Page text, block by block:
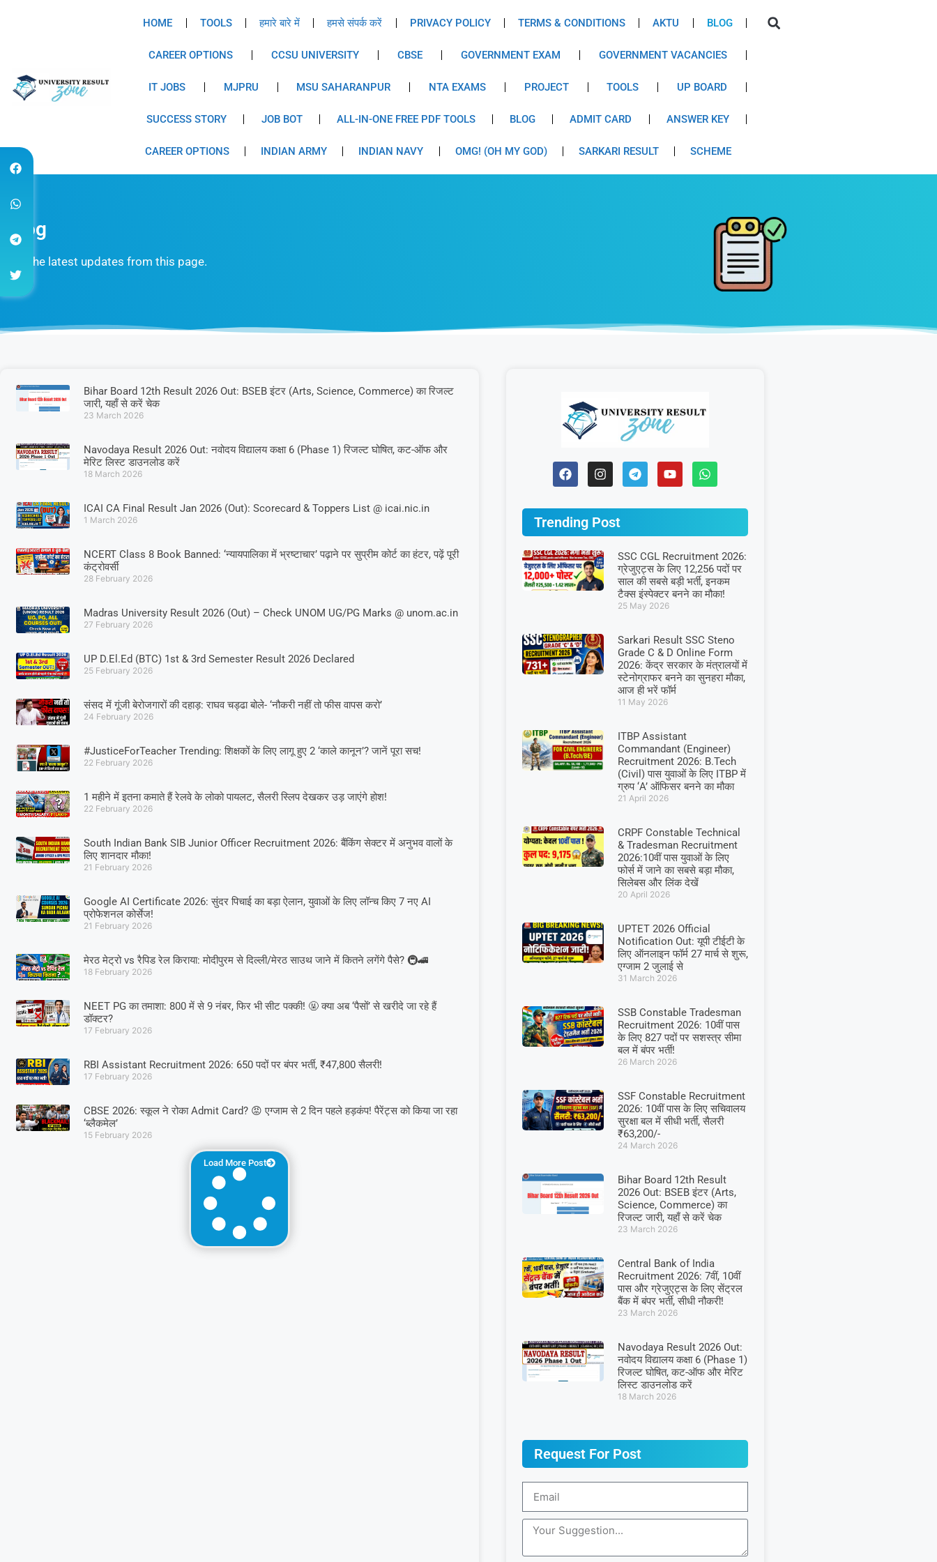
HOME TOOLS हमारे बारे में हमसे संपर्क करें PRIVACY POLICY TERMS & CONDITIONS AKTU BLOG
CAREER OPTIONS CCSU UNIVERSITY CBSE GOVERNMENT EXAM GOVERNMENT VACANCIES
IT JOBS MJPRU MSU SAHARANPUR NTA EXAMS PROJECT TOOLS UP BOARD
SUCCESS STORY JOB BOT ALL-IN-ONE FREE PDF TOOLS BLOG ADMIT CARD ANSWER KEY
CAREER OPTIONS INDIAN ARMY INDIAN NAVY OMG! (OH MY GOD) SARKARI RESULT SCHEME
Blog
Get the latest updates from this page.
Bihar Board 12th Result 2026 Out: BSEB इंटर (Arts, Science, Commerce) का रिजल्ट
जारी, यहाँ से करें चेक
23 March 2026
Navodaya Result 2026 Out: नवोदय विद्यालय कक्षा 6 (Phase 1) रिजल्ट घोषित, कट-ऑफ और
मेरिट लिस्ट डाउनलोड करें
18 March 2026
ICAI CA Final Result Jan 2026 (Out): Scorecard & Toppers List @ icai.nic.in
1 March 2026
NCERT Class 8 Book Banned: ‘न्यायपालिका में भ्रष्टाचार’ पढ़ाने पर सुप्रीम कोर्ट का हंटर, पढ़ें पूरी
कंट्रोवर्सी
28 February 2026
Madras University Result 2026 (Out) – Check UNOM UG/PG Marks @ unom.ac.in
27 February 2026
UP D.El.Ed (BTC) 1st & 3rd Semester Result 2026 Declared
25 February 2026
संसद में गूंजी बेरोजगारों की दहाड़: राघव चड्ढा बोले- ‘नौकरी नहीं तो फीस वापस करो’
24 February 2026
#JusticeForTeacher Trending: शिक्षकों के लिए लागू हुए 2 ‘काले कानून’? जानें पूरा सच!
22 February 2026
1 महीने में इतना कमाते हैं रेलवे के लोको पायलट, सैलरी स्लिप देखकर उड़ जाएंगे होश!
22 February 2026
South Indian Bank SIB Junior Officer Recruitment 2026: बैंकिंग सेक्टर में अनुभव वालों के
लिए शानदार मौका!
21 February 2026
Google AI Certificate 2026: सुंदर पिचाई का बड़ा ऐलान, युवाओं के लिए लॉन्च किए 7 नए AI
प्रोफेशनल कोर्सेज!
21 February 2026
मेरठ मेट्रो vs रैपिड रेल किराया: मोदीपुरम से दिल्ली/मेरठ साउथ जाने में कितने लगेंगे पैसे? 🚇🚄
18 February 2026
NEET PG का तमाशा: 800 में से 9 नंबर, फिर भी सीट पक्की! 🤬 क्या अब ‘पैसों’ से खरीदे जा रहे हैं
डॉक्टर?
17 February 2026
RBI Assistant Recruitment 2026: 650 पदों पर बंपर भर्ती, ₹47,800 सैलरी!
17 February 2026
CBSE 2026: स्कूल ने रोका Admit Card? 😡 एग्जाम से 2 दिन पहले हड़कंप! पैरेंट्स को किया जा रहा
‘ब्लैकमेल’
15 February 2026
Load More Post
Trending Post
SSC CGL Recruitment 2026:
ग्रेजुएट्स के लिए 12,256 पदों पर
साल की सबसे बड़ी भर्ती, इनकम
टैक्स इंस्पेक्टर बनने का मौका!
25 May 2026
Sarkari Result SSC Steno
Grade C & D Online Form
2026: केंद्र सरकार के मंत्रालयों में
स्टेनोग्राफर बनने का सुनहरा मौका,
आज ही भरें फॉर्म
11 May 2026
ITBP Assistant
Commandant (Engineer)
Recruitment 2026: B.Tech
(Civil) पास युवाओं के लिए ITBP में
ग्रुप ‘A’ ऑफिसर बनने का मौका
21 April 2026
CRPF Constable Technical
& Tradesman Recruitment
2026:10वीं पास युवाओं के लिए
फोर्स में जाने का सबसे बड़ा मौका,
सिलेबस और लिंक देखें
20 April 2026
UPTET 2026 Official
Notification Out: यूपी टीईटी के
लिए ऑनलाइन फॉर्म 27 मार्च से शुरू,
एग्जाम 2 जुलाई से
31 March 2026
SSB Constable Tradesman
Recruitment 2026: 10वीं पास
के लिए 827 पदों पर सशस्त्र सीमा
बल में बंपर भर्ती!
26 March 2026
SSF Constable Recruitment
2026: 10वीं पास के लिए सचिवालय
सुरक्षा बल में सीधी भर्ती, सैलरी
₹63,200/-
24 March 2026
Bihar Board 12th Result
2026 Out: BSEB इंटर (Arts,
Science, Commerce) का
रिजल्ट जारी, यहाँ से करें चेक
23 March 2026
Central Bank of India
Recruitment 2026: 7वीं, 10वीं
पास और ग्रेजुएट्स के लिए सेंट्रल
बैंक में बंपर भर्ती, सीधी नौकरी!
23 March 2026
Navodaya Result 2026 Out:
नवोदय विद्यालय कक्षा 6 (Phase 1)
रिजल्ट घोषित, कट-ऑफ और मेरिट
लिस्ट डाउनलोड करें
18 March 2026
Request For Post